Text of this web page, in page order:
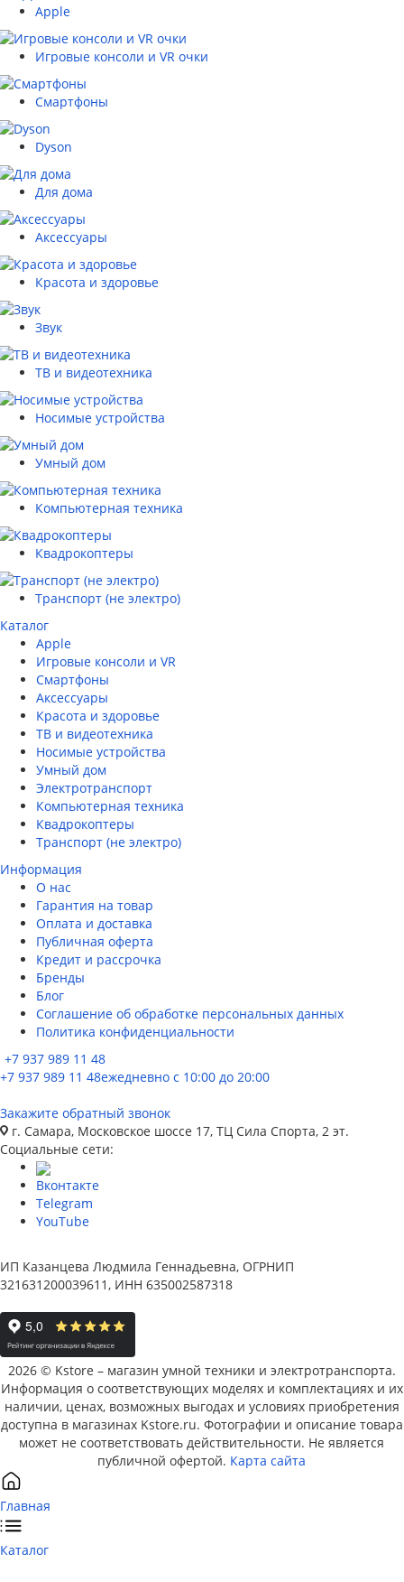
Apple
Игровые консоли и VR очки
Смартфоны
Dyson
Для дома
Аксессуары
Красота и здоровье
Звук
ТВ и видеотехника
Носимые устройства
Умный дом
Компьютерная техника
Квадрокоптеры
Транспорт (не электро)
Каталог
Apple
Игровые консоли и VR
Смартфоны
Аксессуары
Красота и здоровье
ТВ и видеотехника
Носимые устройства
Умный дом
Электротранспорт
Компьютерная техника
Квадрокоптеры
Транспорт (не электро)
Информация
О нас
Гарантия на товар
Оплата и доставка
Публичная оферта
Кредит и рассрочка
Бренды
Блог
Соглашение об обработке персональных данных
Политика конфиденциальности
+7 937 989 11 48
+7 937 989 11 48ежедневно с 10:00 до 20:00
Закажите обратный звонок
г. Самара, Московское шоссе 17, ТЦ Сила Спорта, 2 эт.
Социальные сети:
Вконтакте
Telegram
YouTube
ИП Казанцева Людмила Геннадьевна, ОГРНИП
321631200039611, ИНН 635002587318
2026 © Kstore – магазин умной техники и электротранспорта.
Информация о соответствующих моделях и комплектациях и их
наличии, ценах, возможных выгодах и условиях приобретения
доступна в магазинах Kstore.ru. Фотографии и описание товара
может не соответствовать действительности. Не является
публичной офертой. Карта сайта
Главная
Каталог